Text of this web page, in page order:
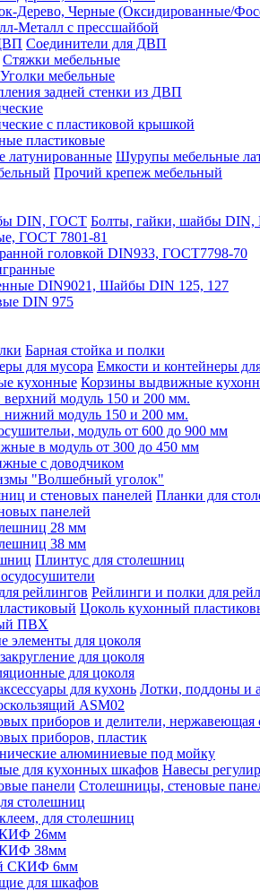
Дерево, Черные (Оксидированные/
Металл с прессшайбой
Соединители для ДВП
Стяжки мебельные
Уголки мебельные
задней стенки из ДВП
с пластиковой крышкой
пластиковые
Шурупы мебельные
Прочий крепеж мебельный
Болты, гайки, шайбы
ГОСТ 7801-81
головкой DIN933, ГОСТ7798-70
DIN9021, Шайбы DIN 125, 127
DIN 975
Барная стойка и полки
Емкости и контейнеры
Корзины выдвижные
модуль 150 и 200 мм.
модуль 150 и 200 мм.
модуль от 600 до 900 мм
в модуль от 300 до 450 мм
с доводчиком
"Волшебный уголок"
Планки для
панелей
28 мм
38 мм
Плинтус для столешниц
Рейлинги и полки для
Цоколь кухонный
ПВХ
элементы для цоколя
для цоколя
для цоколя
Лотки, поддоны и
ASM02
приборов и делители, нержавеющая
приборов, пластик
алюминиевые под мойку
Навесы
Столешницы, стеновые
столешниц
для столешниц
26мм
38мм
СКИФ 6мм
для шкафов